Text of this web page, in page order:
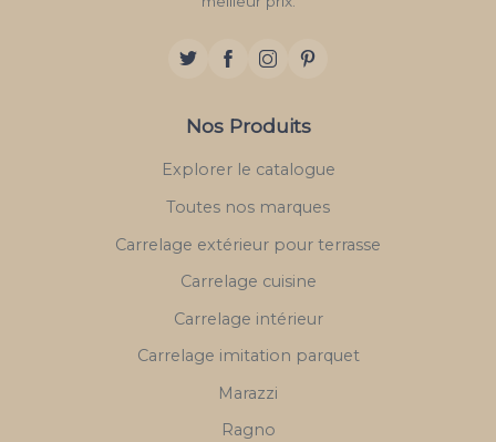
Nos Produits
Explorer le catalogue
Toutes nos marques
Carrelage extérieur pour terrasse
Carrelage cuisine
Carrelage intérieur
Carrelage imitation parquet
Marazzi
Ragno